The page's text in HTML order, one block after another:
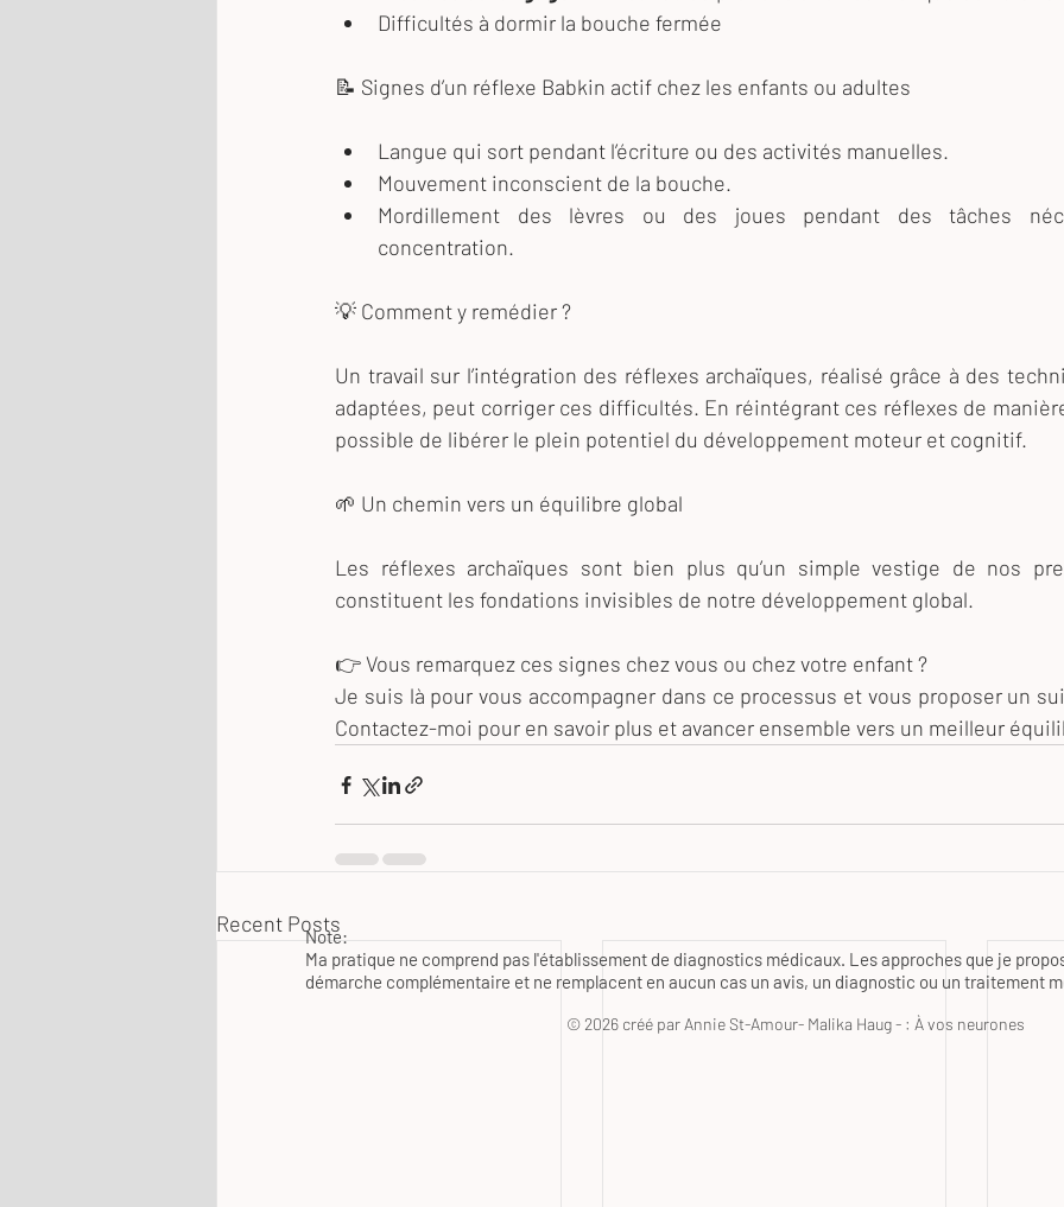
Difficultés à dormir la bouche fermée
📝 Signes d’un réflexe Babkin actif chez les enfants ou adultes
Langue qui sort pendant l’écriture ou des activités manuelles.
Mouvement inconscient de la bouche.
Mordillement des lèvres ou des joues pendant des tâches
concentration.
💡 Comment y remédier ?
Un travail sur l’intégration des réflexes archaïques, réalisé grâce à des
adaptées, peut corriger ces difficultés. En réintégrant ces réflexes de
possible de libérer le plein potentiel du développement moteur et cognitif.
🌱 Un chemin vers un équilibre global
Les réflexes archaïques sont bien plus qu’un simple vestige de nos
constituent les fondations invisibles de notre développement global.
👉 Vous remarquez ces signes chez vous ou chez votre enfant ?
Je suis là pour vous accompagner dans ce processus et vous proposer un
Contactez-moi pour en savoir plus et avancer ensemble vers un meilleur
Recent Posts
Note:
Ma pratique ne comprend pas l'établissement de diagnostics médicaux. Les approches que je
démarche complémentaire et ne remplacent en aucun cas un avis, un diagnostic ou un traitement
© 2026 créé par Annie St-Amour- Malika Haug - : À vos neurones